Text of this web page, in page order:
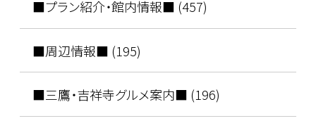
■プラン紹介・館内情報■ (457)
■周辺情報■ (195)
■三鷹・吉祥寺グルメ案内■ (196)